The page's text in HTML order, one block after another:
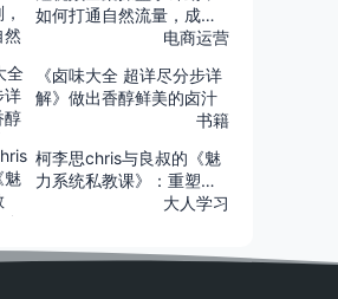
如何打通自然流量，成为
电商运营
《卤味大全 超详尽分步详
解》做出香醇鲜美的卤汁
书籍
柯李思chris与良叔的《魅
力系统私教课》：重塑自
我，散发独特魅力大人学习